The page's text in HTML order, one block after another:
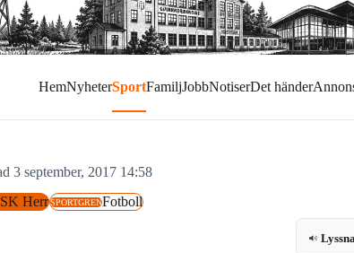
HemNyheterSportFamiljJobbNotiserDet händer
3 september, 2017 14:58
HerrSPORTGRENFotboll
Lyssna